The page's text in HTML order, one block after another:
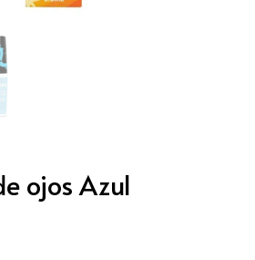
ojos Azul